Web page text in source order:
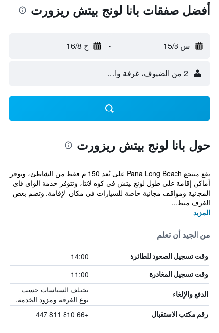
أفضل صفقات بانا لونج بيتش ريزورت
س 15/8 - ح 16/8
2 من الضيوف، غرفة واحدة
حول بانا لونج بيتش ريزورت
يقع منتجع Pana Long Beach على بُعد 150 م فقط من الشاطئ، ويوفر
أماكن إقامة على طول لونغ بيتش في كوه لانتا، وتتوفر خدمة الواي فاي
المجانية ومواقف مجانية خاصة للسيارات في مكان الإقامة. وتضم بعض
الغرف منط...
المزيد
من الجيد أن تعلم
وقت تسجيل الصعود للطائرة 14:00
وقت تسجيل المغادرة 11:00
الدفع والإلغاء
تختلف السياسات حسب
نوع الغرفة ومزود الخدمة.
رقم مكتب الاستقبال +66 810 811 447